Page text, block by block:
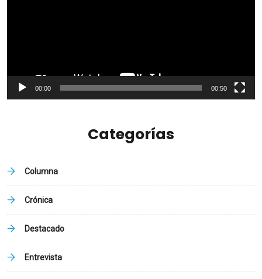
00:00 00:50
Categorías
Columna
Crónica
Destacado
Entrevista